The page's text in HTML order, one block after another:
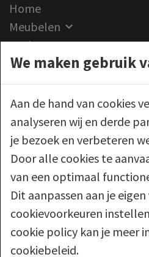
Home
Meubelen
Outlet
Klantenservice
Contact
Volg ons
Wettelijk
Algemene
Privacy voorwaarden
We maken gebruik
Aan de hand van cookies
analyseren wij en derde
je bezoek en verbeteren
Door alle cookies te
van een optimaal
Dit aanpassen aan je
cookievoorkeuren
cookie policy kan je meer
cookiebeleid.